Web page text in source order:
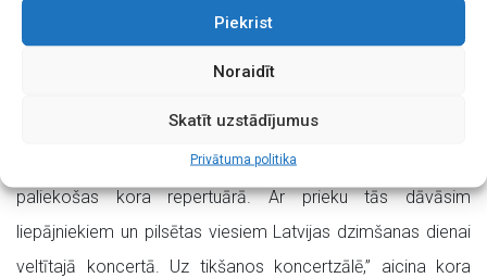
Piekrist
Noraidīt
Skatīt uzstādījumus
Privātuma politika
uzstājās arī liepājnieki – Liepājas Tautas mākslas un
emociju un spilgtu mirkļu piepildīts notikums! Šī projekta
dziesmas mums joprojām ir ļoti mīļas un pastāvīgi
paliekošas kora repertuārā. Ar prieku tās dāvāsim
liepājniekiem un pilsētas viesiem Latvijas dzimšanas dienai
veltītajā koncertā. Uz tikšanos koncertzālē,” aicina kora